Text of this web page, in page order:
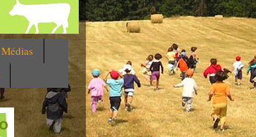
Médias